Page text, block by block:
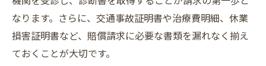
なります。さらに、交通事故証明書や治療費明細、休業
損害証明書など、賠償請求に必要な書類を漏れなく揃え
ておくことが大切です。